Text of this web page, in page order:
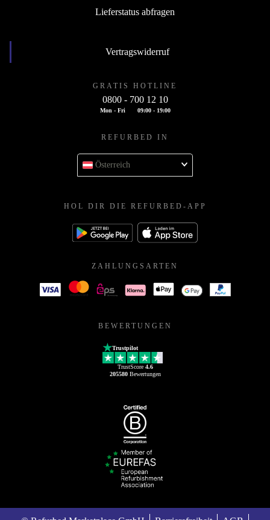
Lieferstatus abfragen
Vertragswiderruf
GRATIS HOTLINE
0800 - 700 12 10
Mon - Fri 09:00 - 19:00
REFURBED IN
Österreich
HOL DIR DIE REFURBED-APP
ZAHLUNGSARTEN
BEWERTUNGEN
Trustpilot
TrustScore 4.6
205580Bewertungen